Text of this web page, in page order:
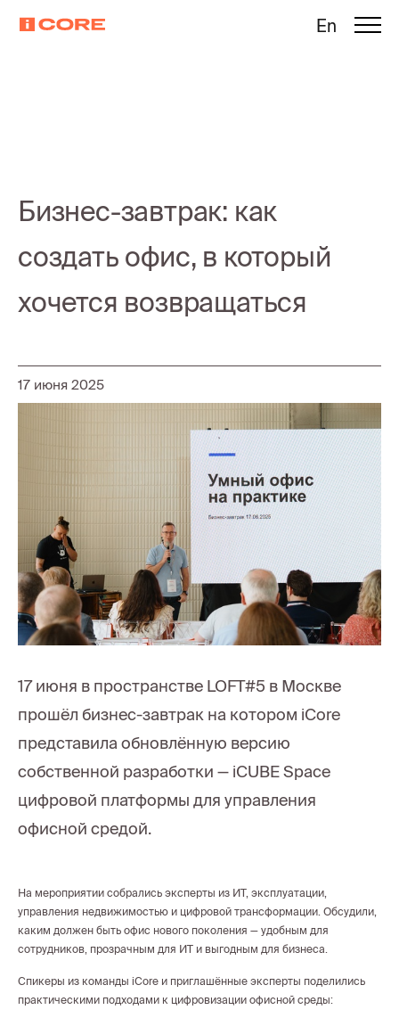
En
Бизнес-завтрак: как
создать офис, в который
хочется возвращаться
17 июня 2025
17 июня в пространстве LOFT#5 в Москве
прошёл бизнес-завтрак на котором iCore
представила обновлённую версию
собственной разработки — iCUBE Space
цифровой платформы для управления
офисной средой.
На мероприятии собрались эксперты из ИТ, эксплуатации,
управления недвижимостью и цифровой трансформации. Обсудили,
каким должен быть офис нового поколения — удобным для
сотрудников, прозрачным для ИТ и выгодным для бизнеса.
Спикеры из команды iCore и приглашённые эксперты поделились
практическими подходами к цифровизации офисной среды: